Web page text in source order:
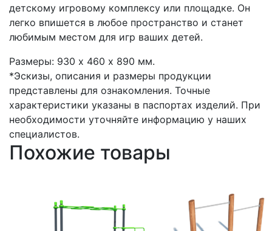
детскому игровому комплексу или площадке. Он
легко впишется в любое пространство и станет
любимым местом для игр ваших детей.
Размеры: 930 х 460 х 890 мм.
*Эскизы, описания и размеры продукции
представлены для ознакомления. Точные
характеристики указаны в паспортах изделий. При
необходимости уточняйте информацию у наших
специалистов.
Похожие товары